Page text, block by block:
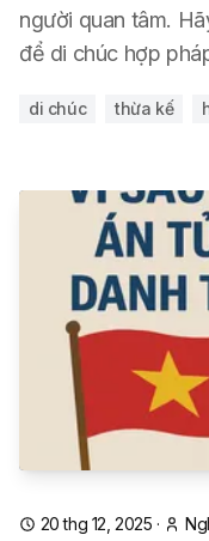
người quan tâm.
để di chúc hợp
di chúc thừa kế
20 thg 12, 2025 ·